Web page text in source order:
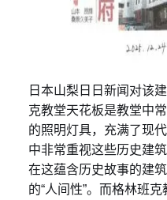
日本山梨日日新闻对该
克教堂天花板是教堂中
的照明灯具，充满了现
中非常重视这些历史建
在这蕴含历史故事的建
的“人间性”。而格林班